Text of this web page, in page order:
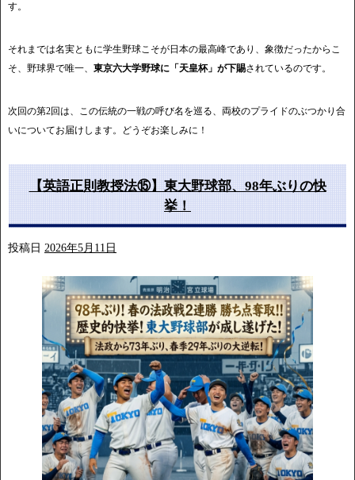
す。
それまでは名実ともに学生野球こそが日本の最高峰であり、象徴だったからこ
そ、野球界で唯一、 東京六大学野球に「天皇杯」が下賜されているのです。
次回の第2回は、この伝統の一戦の呼び名を巡る、両校のプライドのぶつかり合
いについてお届けします。どうぞお楽しみに！
【英語正則教授法⑮】東大野球部、98年ぶりの快
挙！
投稿日 2026年5月11日